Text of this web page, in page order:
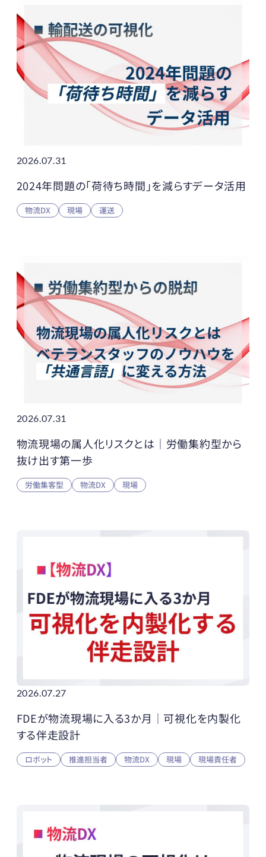
2026.07.31
2024年問題の「荷待ち時間」を減らすデータ活用
物流DX 現場 運送
2026.07.31
物流現場の属人化リスクとは｜労働集約型から
抜け出す第一歩
労働集客型 物流DX 現場
2026.07.27
FDEが物流現場に入る3か月｜可視化を内製化
する伴走設計
ロボット 推進担当者 物流DX 現場 現場責任者